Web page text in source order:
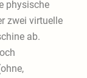
physische
zwei virtuelle
ab.